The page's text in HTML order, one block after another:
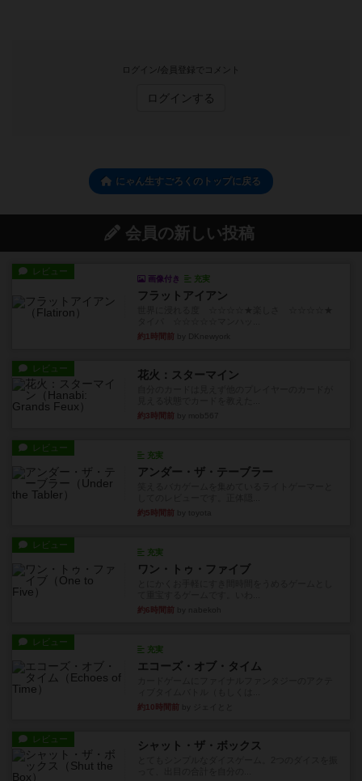
ログイン/会員登録でコメント
ログインする
にゃん生すごろくのトップに戻る
会員の新しい投稿
レビュー
画像付き 充実
フラットアイアン
約1時間前
レビュー 花火：スターマイン
約3時間前
レビュー
充実
アンダー・ザ・テーブラー
約5時間前
レビュー
充実
ワン・トゥ・ファイブ
約6時間前
レビュー
充実
エコーズ・オブ・タイム
約10時間前
レビュー シャット・ザ・ボックス